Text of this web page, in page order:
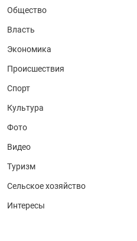
Общество
Власть
Экономика
Происшествия
Спорт
Культура
Фото
Видео
Туризм
Сельское хозяйство
Интересы